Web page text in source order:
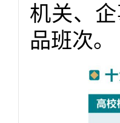
机关、
品班次。